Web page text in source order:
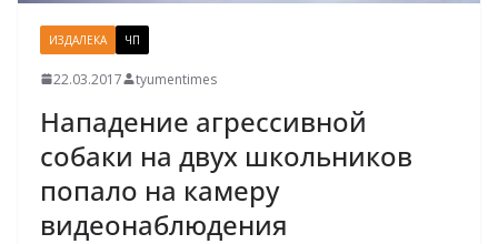
ИЗДАЛЕКА ЧП
22.03.2017 tyumentimes
Нападение агрессивной
собаки на двух школьников
попало на камеру
видеонаблюдения